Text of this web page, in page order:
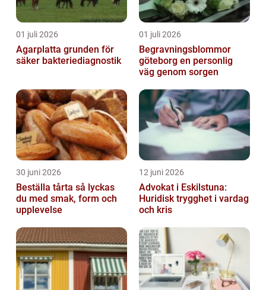
01 juli 2026
Agarplatta grunden för
säker bakteriediagnostik
01 juli 2026
Begravningsblommor
göteborg en personlig
väg genom sorgen
30 juni 2026
Beställa tårta så lyckas
du med smak, form och
upplevelse
12 juni 2026
Advokat i Eskilstuna:
Huridisk trygghet i vardag
och kris